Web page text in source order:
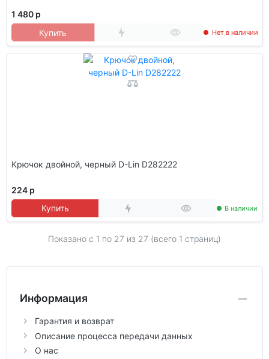
1 480 р
Купить
Нет в наличии
Крючок двойной, черный D-Lin D282222
224 р
Купить
В наличии
Показано с 1 по 27 из 27 (всего 1 страниц)
Информация
Гарантия и возврат
Описание процесса передачи данных
О нас